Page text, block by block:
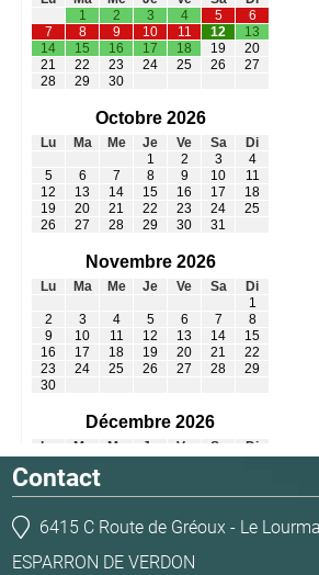
Contact
6415 C Route de Gréoux - Le
ESPARRON DE VERDON